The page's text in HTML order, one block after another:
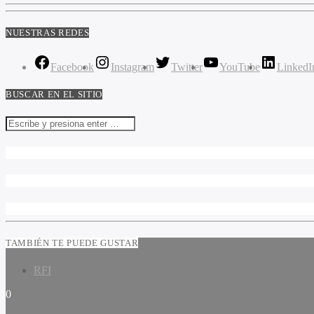
NUESTRAS REDES
Facebook Instagram Twitter YouTube
BUSCAR EN EL SITIO
TAMBIÉN TE PUEDE GUSTAR
RFI
0